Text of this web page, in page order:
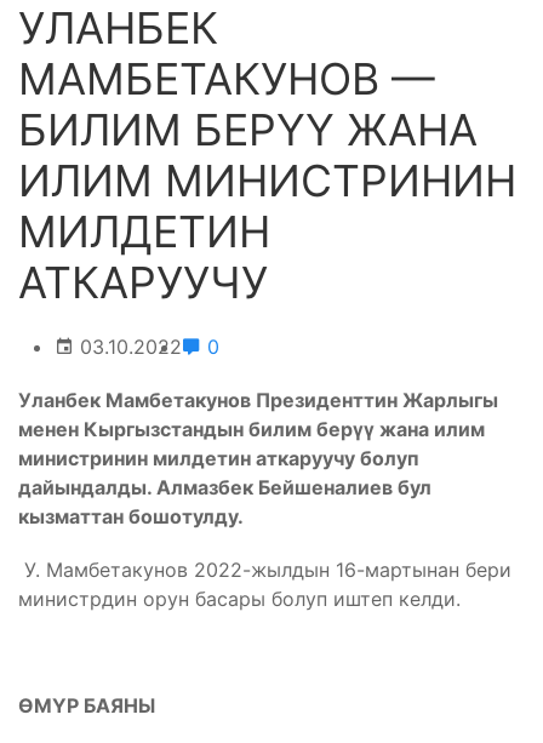
УЛАНБЕК
МАМБЕТАКУНОВ —
БИЛИМ БЕРҮҮ ЖАНА
ИЛИМ МИНИСТРИНИН
МИЛДЕТИН
АТКАРУУЧУ
03.10.2022 0
Уланбек Мамбетакунов Президенттин Жарлыгы
менен Кыргызстандын билим берүү жана илим
министринин милдетин аткаруучу болуп
дайындалды. Алмазбек Бейшеналиев бул
кызматтан бошотулду.
У. Мамбетакунов 2022-жылдын 16-мартынан бери
министрдин орун басары болуп иштеп келди.
ӨМҮР БАЯНЫ